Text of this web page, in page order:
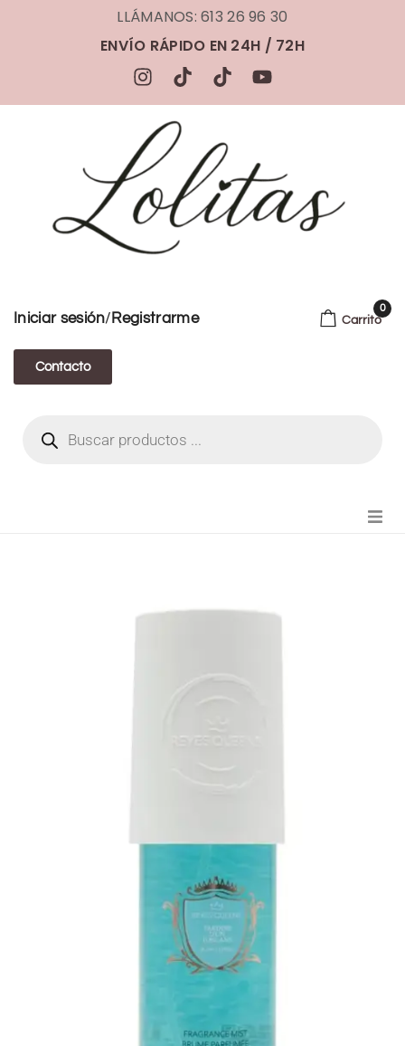
LLÁMANOS: 613 26 96 30
ENVÍO RÁPIDO EN 24H / 72H
Iniciar sesión/ Registrarme
Contacto
Carrito
0
FIANZA TIKTOK
PERFUMES
BOLSOS Y MONEDEROS
CALZADO
COMPLEMENTOS
TECNOLOGIA